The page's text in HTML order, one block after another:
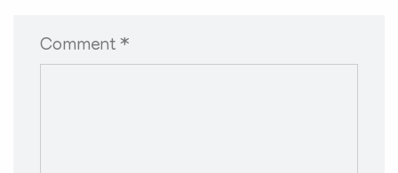
Comment *